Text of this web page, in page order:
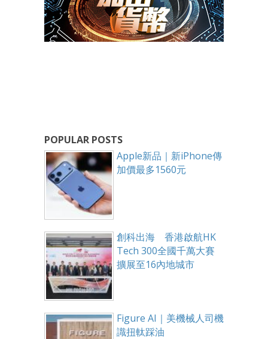
POPULAR POSTS
Apple新品｜新iPhone傳
加價最多1560元
創科出海 香港啟航HK
Tech 300全國千萬大賽
擴展至16內地城市
Figure AI｜美機械人司機
識扭軚踩油